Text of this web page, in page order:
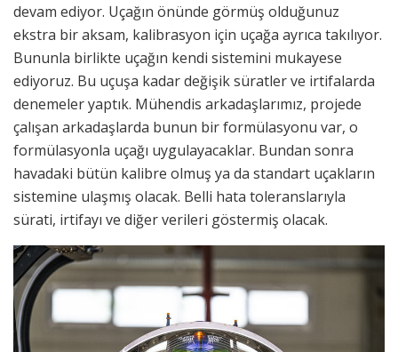
devam ediyor. Uçağın önünde görmüş olduğunuz
ekstra bir aksam, kalibrasyon için uçağa ayrıca takılıyor.
Bununla birlikte uçağın kendi sistemini mukayese
ediyoruz. Bu uçuşa kadar değişik süratler ve irtifalarda
denemeler yaptık. Mühendis arkadaşlarımız, projede
çalışan arkadaşlarda bunun bir formülasyonu var, o
formülasyonla uçağı uygulayacaklar. Bundan sonra
havadaki bütün kalibre olmuş ya da standart uçakların
sistemine ulaşmış olacak. Belli hata toleranslarıyla
sürati, irtifayı ve diğer verileri göstermiş olacak.